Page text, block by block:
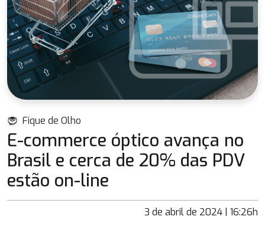
Fique de Olho
E-commerce óptico avança no
Brasil e cerca de 20% das PDV
estão on-line
3 de abril de 2024 | 16:26h